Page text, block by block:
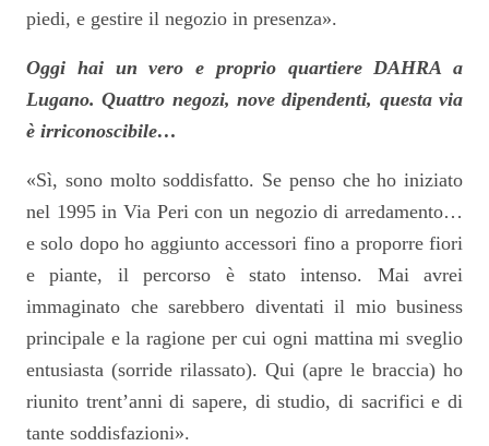
piedi, e gestire il negozio in presenza».
Oggi hai un vero e proprio quartiere DAHRA a
Lugano. Quattro negozi, nove dipendenti, questa via
è irriconoscibile…
«Sì, sono molto soddisfatto. Se penso che ho iniziato
nel 1995 in Via Peri con un negozio di arredamento…
e solo dopo ho aggiunto accessori fino a proporre fiori
e piante, il percorso è stato intenso. Mai avrei
immaginato che sarebbero diventati il mio business
principale e la ragione per cui ogni mattina mi sveglio
entusiasta (sorride rilassato). Qui (apre le braccia) ho
riunito trent’anni di sapere, di studio, di sacrifici e di
tante soddisfazioni».